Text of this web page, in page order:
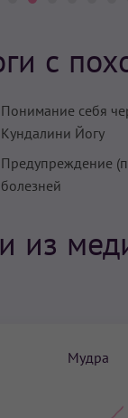
с
Понимание себя
Кундалини Йогу
Предупреждение
болезней
из
Мудра